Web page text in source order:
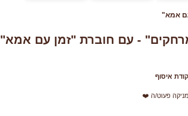
אמא"
- עם חוברת "זמן עם אמא"
איסוף
פעוט/ה ❤️